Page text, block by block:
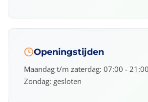
Openingstijden
Maandag t/m zaterdag: 07:00 - 21:00
Zondag: gesloten